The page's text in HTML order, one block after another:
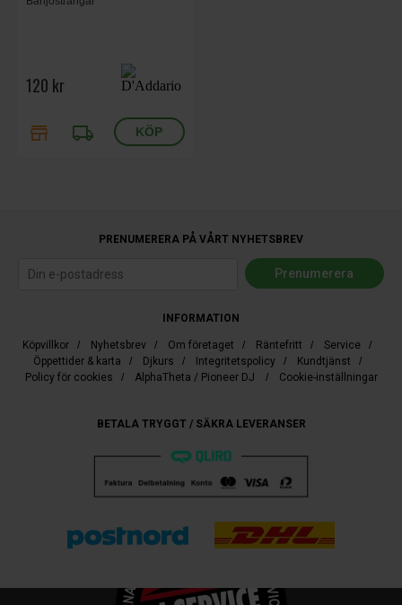
120 kr
store local_shipping
PRENUMERERA PÅ VÅRT NYHETSBREV
INFORMATION
Köpvillkor / Nyhetsbrev / Om företaget / Räntefritt / Service /
Öppettider & karta / Djkurs / Integritetspolicy / Kundtjänst /
Policy för cookies / AlphaTheta / Pioneer DJ / Cookie-inställningar
BETALA TRYGGT / SÄKRA LEVERANSER